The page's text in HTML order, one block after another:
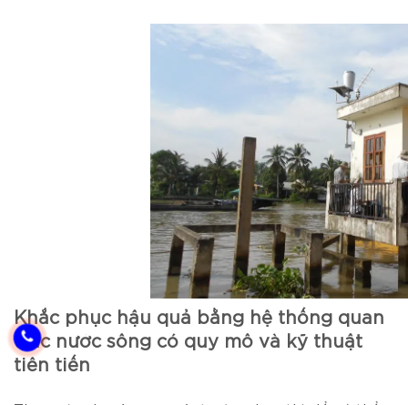
Khắc phục hậu quả bằng hệ thống quan
trắc nước sông có quy mô và kỹ thuật
tiên tiến